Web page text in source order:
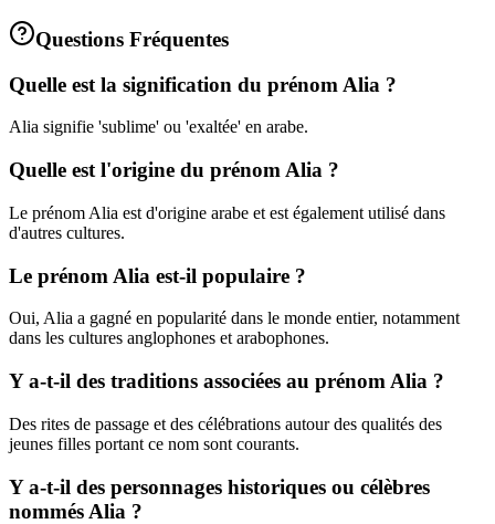
Questions Fréquentes
Quelle est la signification du prénom Alia ?
Alia signifie 'sublime' ou 'exaltée' en arabe.
Quelle est l'origine du prénom Alia ?
Le prénom Alia est d'origine arabe et est également utilisé dans
d'autres cultures.
Le prénom Alia est-il populaire ?
Oui, Alia a gagné en popularité dans le monde entier, notamment
dans les cultures anglophones et arabophones.
Y a-t-il des traditions associées au prénom Alia ?
Des rites de passage et des célébrations autour des qualités des
jeunes filles portant ce nom sont courants.
Y a-t-il des personnages historiques ou célèbres
nommés Alia ?